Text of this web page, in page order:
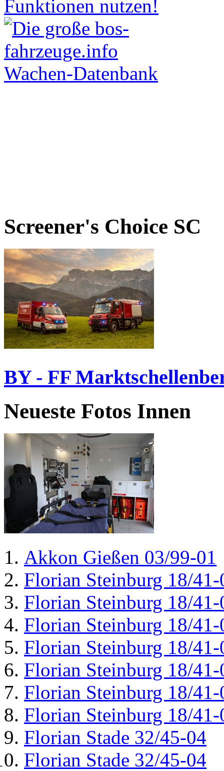
Screener's Choice SC
BY - FF
Neueste Fotos Innen
Akkon Gießen 03/99-01
Florian Steinburg 18/41-
Florian Steinburg 18/41-
Florian Steinburg 18/41-
Florian Steinburg 18/41-
Florian Steinburg 18/41-
Florian Steinburg 18/41-
Florian Steinburg 18/41-
Florian Stade 32/45-04
Florian Stade 32/45-04